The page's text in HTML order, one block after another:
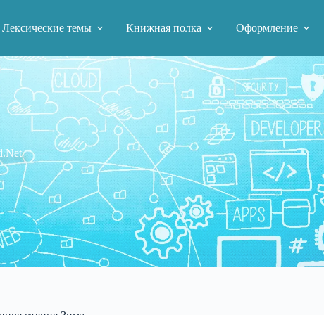
Лексические темы Книжная полка Оформление